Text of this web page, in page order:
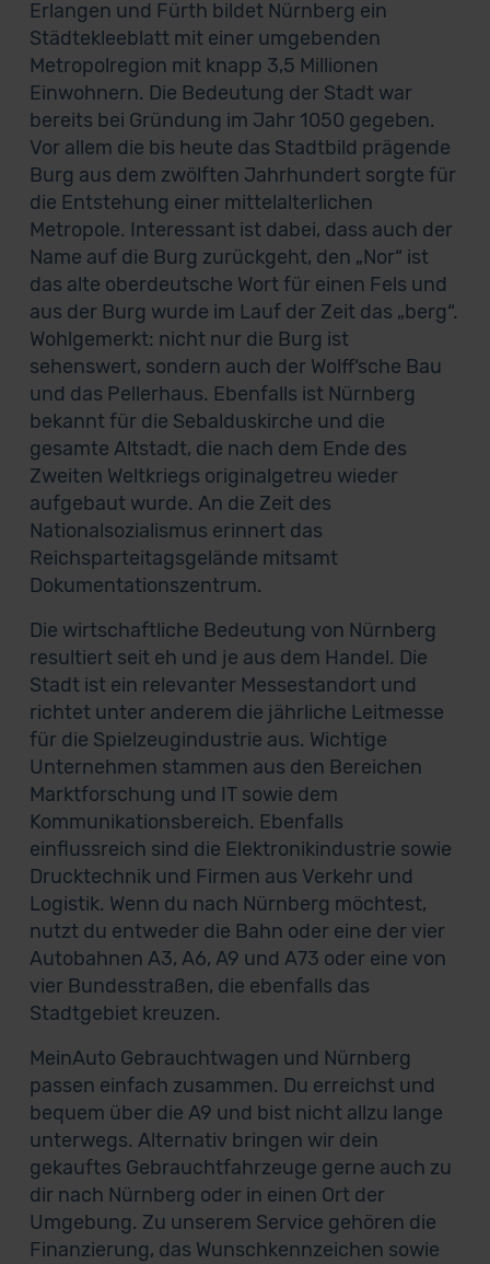
Erlangen und Fürth bildet Nürnberg ein
Städtekleeblatt mit einer umgebenden
Metropolregion mit knapp 3,5 Millionen
Einwohnern. Die Bedeutung der Stadt war
bereits bei Gründung im Jahr 1050 gegeben.
Vor allem die bis heute das Stadtbild prägende
Burg aus dem zwölften Jahrhundert sorgte für
die Entstehung einer mittelalterlichen
Metropole. Interessant ist dabei, dass auch der
Name auf die Burg zurückgeht, den „Nor“ ist
das alte oberdeutsche Wort für einen Fels und
aus der Burg wurde im Lauf der Zeit das „berg“.
Wohlgemerkt: nicht nur die Burg ist
sehenswert, sondern auch der Wolff‘sche Bau
und das Pellerhaus. Ebenfalls ist Nürnberg
bekannt für die Sebalduskirche und die
gesamte Altstadt, die nach dem Ende des
Zweiten Weltkriegs originalgetreu wieder
aufgebaut wurde. An die Zeit des
Nationalsozialismus erinnert das
Reichsparteitagsgelände mitsamt
Dokumentationszentrum.
Die wirtschaftliche Bedeutung von Nürnberg
resultiert seit eh und je aus dem Handel. Die
Stadt ist ein relevanter Messestandort und
richtet unter anderem die jährliche Leitmesse
für die Spielzeugindustrie aus. Wichtige
Unternehmen stammen aus den Bereichen
Marktforschung und IT sowie dem
Kommunikationsbereich. Ebenfalls
einflussreich sind die Elektronikindustrie sowie
Drucktechnik und Firmen aus Verkehr und
Logistik. Wenn du nach Nürnberg möchtest,
nutzt du entweder die Bahn oder eine der vier
Autobahnen A3, A6, A9 und A73 oder eine von
vier Bundesstraßen, die ebenfalls das
Stadtgebiet kreuzen.
MeinAuto Gebrauchtwagen und Nürnberg
passen einfach zusammen. Du erreichst und
bequem über die A9 und bist nicht allzu lange
unterwegs. Alternativ bringen wir dein
gekauftes Gebrauchtfahrzeuge gerne auch zu
dir nach Nürnberg oder in einen Ort der
Umgebung. Zu unserem Service gehören die
Finanzierung, das Wunschkennzeichen sowie